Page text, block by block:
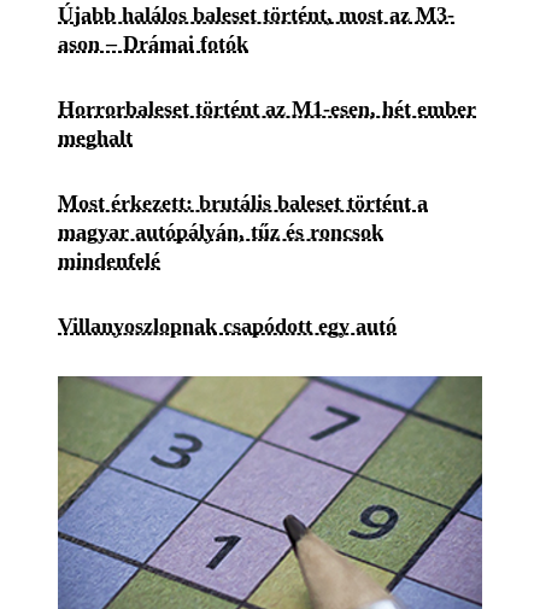
Újabb halálos baleset történt, most az M3-
ason – Drámai fotók
Horrorbaleset történt az M1-esen, hét ember
meghalt
Most érkezett: brutális baleset történt a
magyar autópályán, tűz és roncsok
mindenfelé
Villanyoszlopnak csapódott egy autó